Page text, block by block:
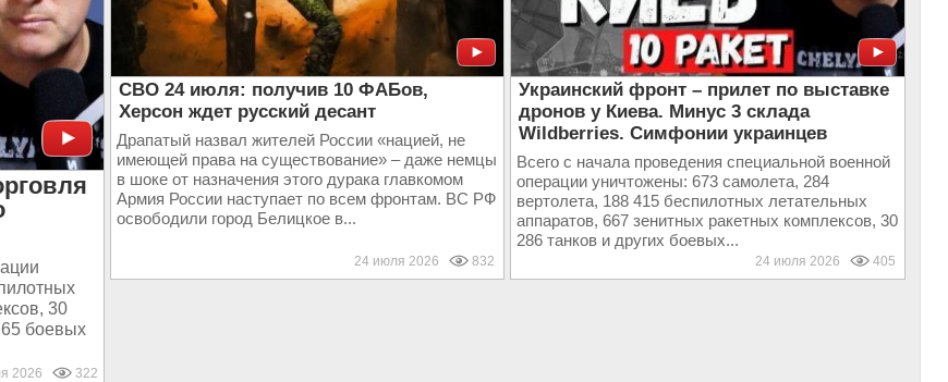
30
боевых
2026 322
СВО 24 июля: получив 10 ФАБов,
Херсон ждет русский десант
Драпатый назвал жителей России «нацией, не
имеющей права на существование» – даже немцы
в шоке от назначения этого дурака главкомом
Армия России наступает по всем фронтам. ВС РФ
освободили город Белицкое в...
24 июля 2026 832
Украинский фронт – прилет по выставке
дронов у Киева. Минус 3 склада
Wildberries. Симфонии украинцев
Всего с начала проведения специальной военной
операции уничтожены: 673 самолета, 284
вертолета, 188 415 беспилотных летательных
аппаратов, 667 зенитных ракетных комплексов, 30
286 танков и других боевых...
24 июля 2026 405